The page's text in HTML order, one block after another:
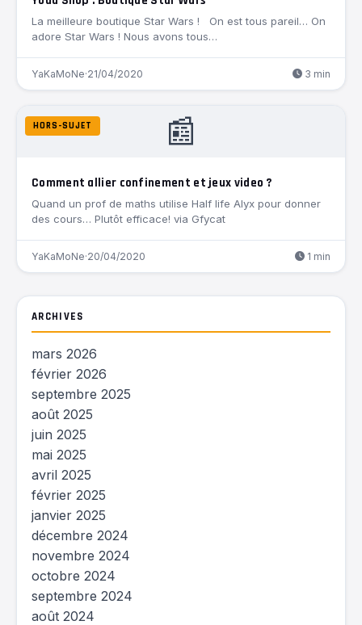
La meilleure boutique Star Wars ! On est tous pareil… On
adore Star Wars ! Nous avons tous…
YaKaMoNe·21/04/2020 3 min
📰
HORS-SUJET
Comment allier confinement et jeux video ?
Quand un prof de maths utilise Half life Alyx pour donner
des cours… Plutôt efficace! via Gfycat
YaKaMoNe·20/04/2020 1 min
ARCHIVES
mars 2026
février 2026
septembre 2025
août 2025
juin 2025
mai 2025
avril 2025
février 2025
janvier 2025
décembre 2024
novembre 2024
octobre 2024
septembre 2024
août 2024